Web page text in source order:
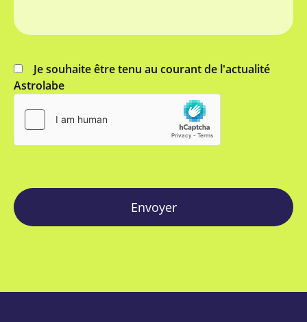
Je souhaite être tenu au courant de l'actualité
Astrolabe
Envoyer